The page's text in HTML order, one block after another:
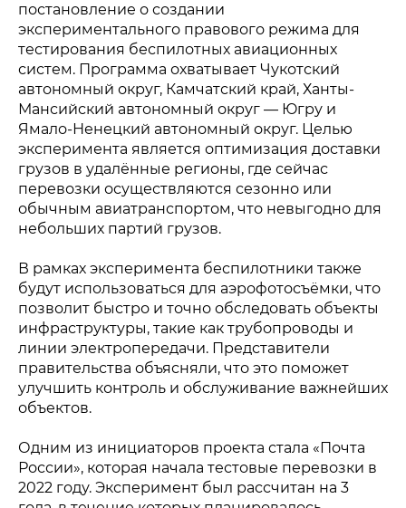
постановление о создании
экспериментального правового режима для
тестирования беспилотных авиационных
систем. Программа охватывает Чукотский
автономный округ, Камчатский край, Ханты-
Мансийский автономный округ — Югру и
Ямало-Ненецкий автономный округ. Целью
эксперимента является оптимизация доставки
грузов в удалённые регионы, где сейчас
перевозки осуществляются сезонно или
обычным авиатранспортом, что невыгодно для
небольших партий грузов.
В рамках эксперимента беспилотники также
будут использоваться для аэрофотосъёмки, что
позволит быстро и точно обследовать объекты
инфраструктуры, такие как трубопроводы и
линии электропередачи. Представители
правительства объясняли, что это поможет
улучшить контроль и обслуживание важнейших
объектов.
Одним из инициаторов проекта стала «Почта
России», которая начала тестовые перевозки в
2022 году. Эксперимент был рассчитан на 3
© 2015-2026 НАУРР. Все права защищены. При использовании
материалов ссылка на ROBOTUNION.RU — обязательна
Политика конфиденциальности